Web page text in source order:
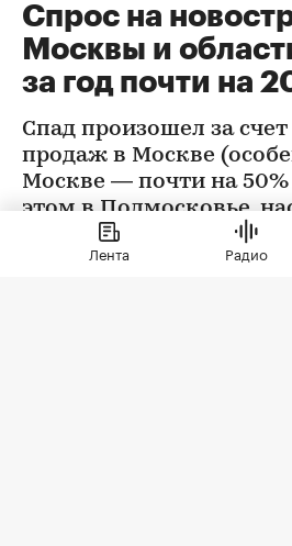
Спрос на
Москвы и
за год почти на
Спад произошел за
продаж в Москве
Москве — почти на 50%
этом в Подмосковье,
новостройках стали
Лента Радио